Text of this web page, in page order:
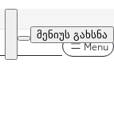
DEALER NAME
მენიუს გახსნა
Menu